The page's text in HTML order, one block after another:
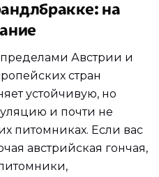
на
Австрии и
стран
устойчивую, но
и почти не
питомниках. Если вас
австрийская гончая,